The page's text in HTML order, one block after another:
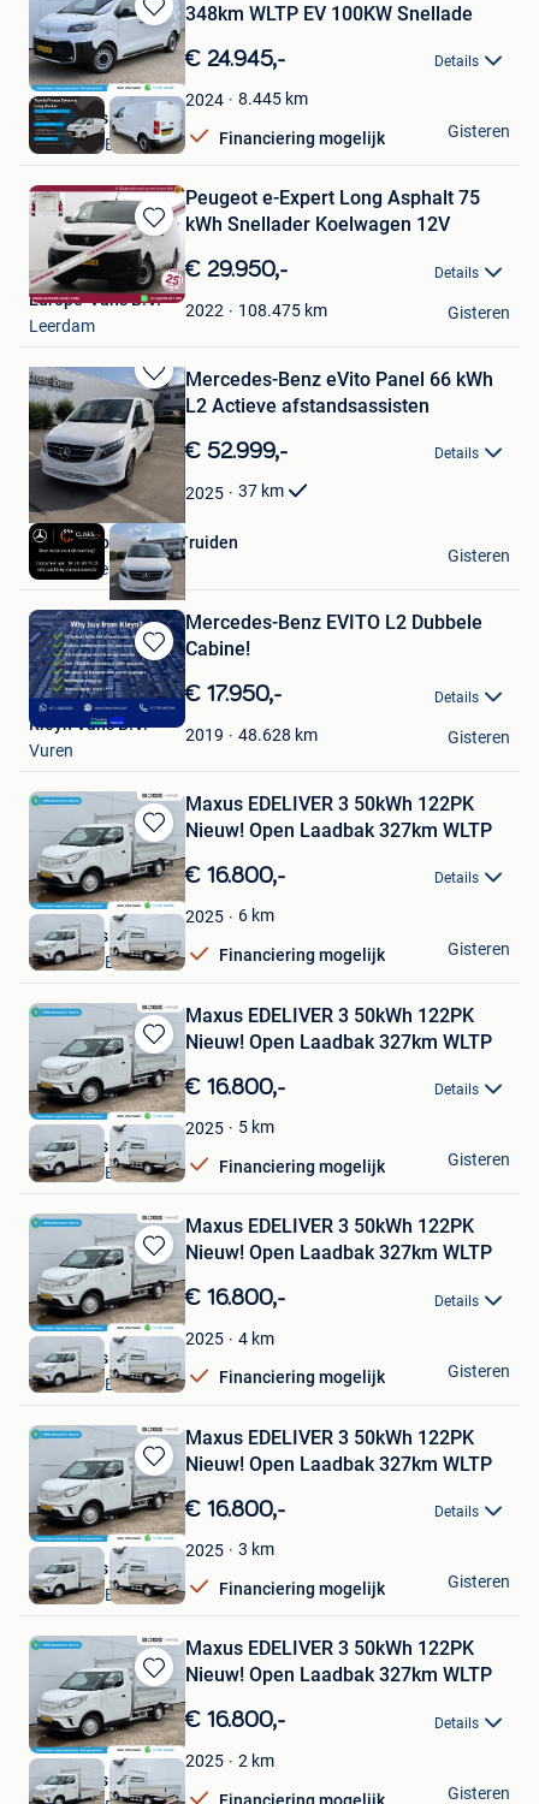
Bewaren
in
Mijn
Favorieten
348km WLTP EV 100KW Snellade
€ 24.945,- Details
2024 8.445 km
Financiering mogelijk
Boss Vans
VELDHOVEN
Gisteren
Bewaren
in
Mijn
Favorieten
Peugeot e-Expert Long Asphalt 75
kWh Snellader Koelwagen 12V
€ 29.950,- Details
2022 108.475 km
Europe-Vans B.V.
Leerdam
Gisteren
Bewaren
in
Mijn
Favorieten
Mercedes-Benz eVito Panel 66 kWh
L2 Actieve afstandsassisten
€ 52.999,- Details
2025 37 km
Claes & Zonen Sint-Truiden
Sint-Truiden
Gisteren
Bewaren
in
Mijn
Favorieten
Mercedes-Benz EVITO L2 Dubbele
Cabine!
€ 17.950,- Details
2019 48.628 km
Kleyn Vans B.V.
Vuren
Gisteren
Bewaren
in
Mijn
Favorieten
Maxus EDELIVER 3 50kWh 122PK
Nieuw! Open Laadbak 327km WLTP
€ 16.800,- Details
2025 6 km
Financiering mogelijk
Boss Vans
VELDHOVEN
Gisteren
Bewaren
in
Mijn
Favorieten
Maxus EDELIVER 3 50kWh 122PK
Nieuw! Open Laadbak 327km WLTP
€ 16.800,- Details
2025 5 km
Financiering mogelijk
Boss Vans
VELDHOVEN
Gisteren
Bewaren
in
Mijn
Favorieten
Maxus EDELIVER 3 50kWh 122PK
Nieuw! Open Laadbak 327km WLTP
€ 16.800,- Details
2025 4 km
Financiering mogelijk
Boss Vans
VELDHOVEN
Gisteren
Bewaren
in
Mijn
Favorieten
Maxus EDELIVER 3 50kWh 122PK
Nieuw! Open Laadbak 327km WLTP
€ 16.800,- Details
2025 3 km
Financiering mogelijk
Boss Vans
VELDHOVEN
Gisteren
Bewaren
in
Mijn
Favorieten
Maxus EDELIVER 3 50kWh 122PK
Nieuw! Open Laadbak 327km WLTP
€ 16.800,- Details
2025 2 km
Financiering mogelijk
Boss Vans
Gisteren